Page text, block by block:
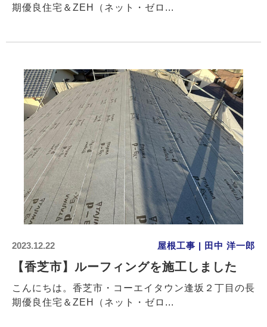
期優良住宅＆ZEH（ネット・ゼロ...
2023.12.22 屋根工事 | 田中 洋一郎
【香芝市】ルーフィングを施工しました
こんにちは。香芝市・コーエイタウン逢坂２丁目の長
期優良住宅＆ZEH（ネット・ゼロ...